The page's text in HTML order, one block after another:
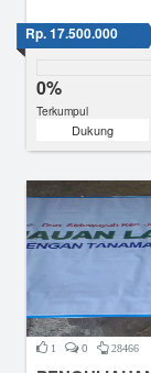
Rp. 17.500.000
0%
Terkumpul
Dukung
1 0 28466